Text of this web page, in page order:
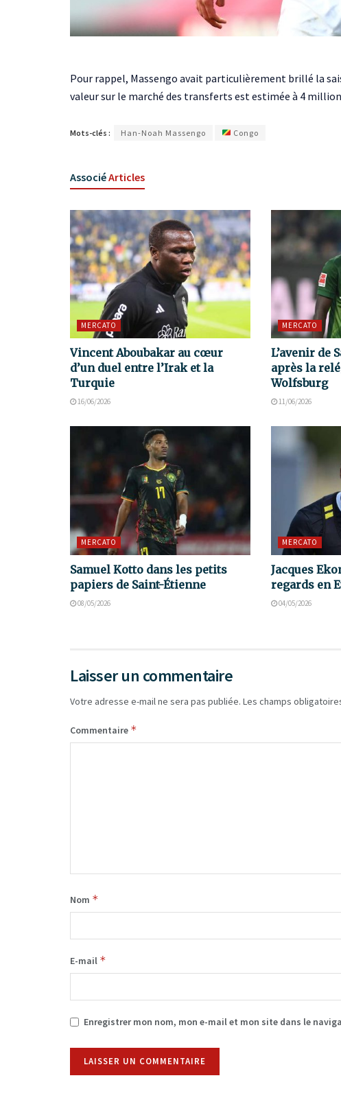
Pour rappel, Massengo avait particulièrement brillé la
valeur sur le marché des transferts est estimée à 4
Mots-clés : Han-Noah Massengo Congo
AssociéArticles
MERCATO
Vincent Aboubakar au cœur
d’un duel entre l’Irak et la
Turquie
16/06/2026
MERCATO
L’avenir de
après la
Wolfsburg
11/06/2026
MERCATO
Samuel Kotto dans les petits
papiers de Saint-Étienne
08/05/2026
MERCATO
Jacques
regards en
04/05/2026
Laisser un commentaire
Votre adresse e-mail ne sera pas publiée. Les champs
Commentaire *
Nom *
E-mail *
Enregistrer mon nom, mon e-mail et mon site dans le